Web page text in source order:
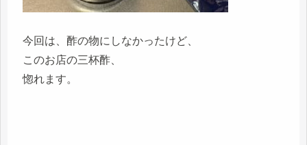
今回は、酢の物にしなかったけど、
このお店の三杯酢、
惚れます。